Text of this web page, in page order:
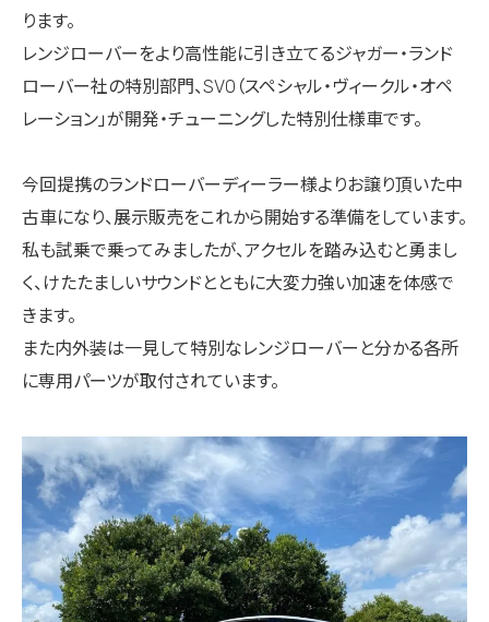
ります。
レンジローバーをより高性能に引き立てるジャガー・ランド
ローバー社の特別部門、SVO（スペシャル・ヴィークル・オペ
レーション」が開発・チューニングした特別仕様車です。
今回提携のランドローバーディーラー様よりお譲り頂いた中
古車になり、展示販売をこれから開始する準備をしています。
私も試乗で乗ってみましたが、アクセルを踏み込むと勇まし
く、けたたましいサウンドとともに大変力強い加速を体感で
きます。
また内外装は一見して特別なレンジローバーと分かる各所
に専用パーツが取付されています。